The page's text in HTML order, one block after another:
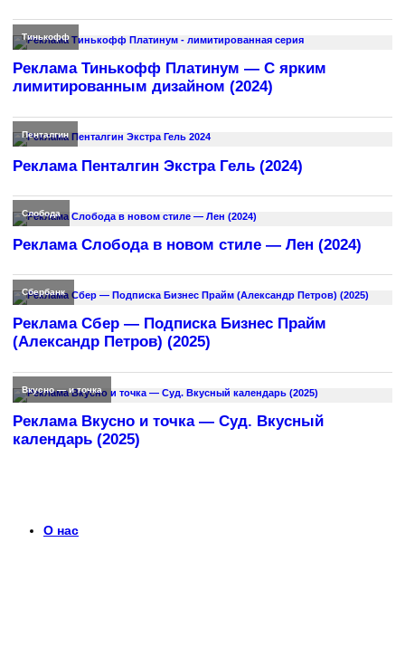
Тинькофф
Реклама Тинькофф Платинум — С ярким
лимитированным дизайном (2024)
Пенталгин
Реклама Пенталгин Экстра Гель (2024)
Слобода
Реклама Слобода в новом стиле — Лен (2024)
Сбербанк
Реклама Сбер — Подписка Бизнес Прайм
(Александр Петров) (2025)
Вкусно — и точка
Реклама Вкусно и точка — Суд. Вкусный
календарь (2025)
О нас